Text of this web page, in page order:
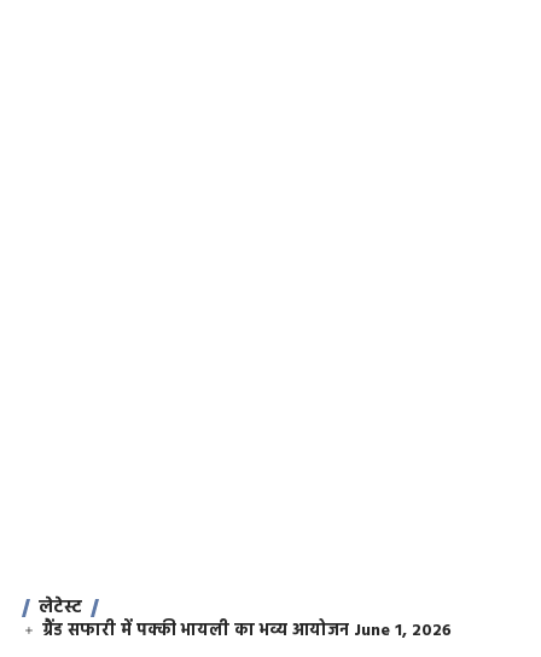
लेटेस्ट
ग्रैंड सफारी में पक्की भायली का भव्य आयोजन June 1, 2026